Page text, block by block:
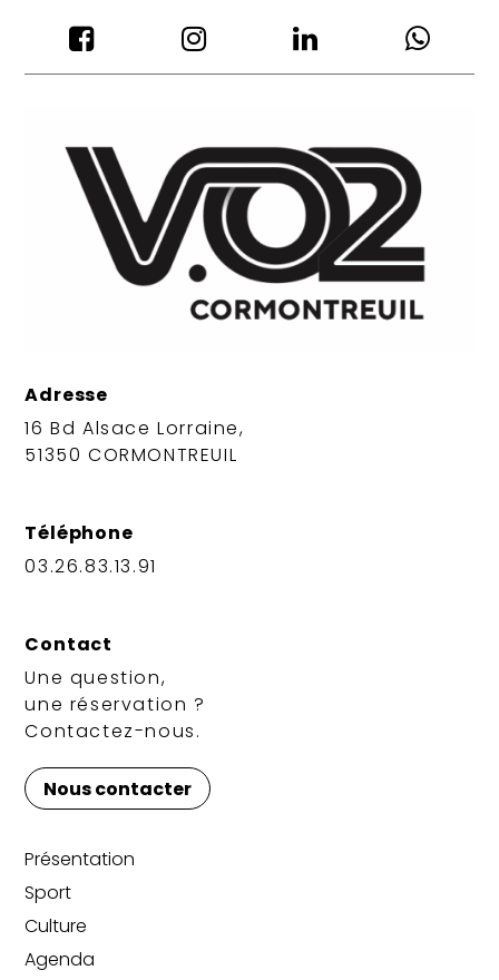
   
Adresse
16 Bd Alsace Lorraine,
51350 CORMONTREUIL
Téléphone
03.26.83.13.91
Contact
Une question,
une réservation ?
Contactez-nous.
Nous contacter
Présentation
Sport
Culture
Agenda